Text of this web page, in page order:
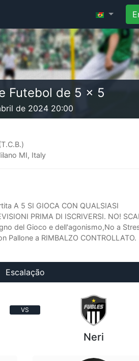
Futebol de 5 x 5
de 2024 20:00
MI, Italy
A 5 SI GIOCA CON QUALSIASI
PRIMA DI ISCRIVERSI. NO!
del Gioco e dell'agonismo,No a
Pallone a RIMBALZO CONTROLLATO.
Escalação
VS
Neri